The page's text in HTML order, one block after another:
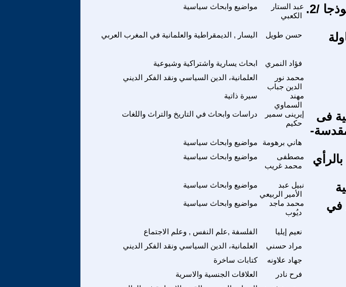
مواضيع وابحاث سياسية
عبد الستار
الكعبي الديمقراطية التوافقية العراق انموذجا /2.
اليسار , الديمقراطية والعلمانية في المغرب العربي حسن طويل
ابحاث يسارية واشتراكية وشيوعية فؤاد النمري
العلمانية، الدين السياسي ونقد الفكر الديني
محمد نور
الدين جباب
سيرة ذاتية
مهند
السماوي
دراسات وابحاث في التاريخ والتراث واللغات
إيرينى سمير
حكيم
فى
مواضيع وابحاث سياسية هاني برهومة
مواضيع وابحاث سياسية
مصطفى
محمد غريب
مواضيع وابحاث سياسية
نبيل عبد
الأمير الربيعي
مواضيع وابحاث سياسية
محمد ماجد
ديُوب
في
الفلسفة ,علم النفس , وعلم الاجتماع نعيم إيليا
العلمانية، الدين السياسي ونقد الفكر الديني
مراد حسني
كتابات ساخرة
جهاد علاونه
العلاقات الجنسية والاسرية
فرح نادر